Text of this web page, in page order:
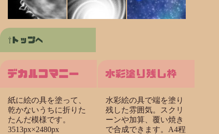
トップへ
デカルコマニー
紙に絵の具を塗って、
乾かないうちに折りた
たんだ模様です。
3513px×2480px
水彩塗り残し枠
水彩絵の具で端を塗り
残した雰囲気。スクリ
ーンや加算、覆い焼き
で合成できます。A4程